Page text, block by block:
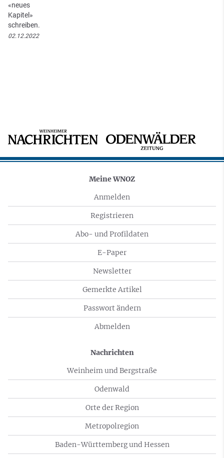
«neues
Kapitel»
schreiben.
02.12.2022
Meine WNOZ
Anmelden
Registrieren
Abo- und Profildaten
E-Paper
Newsletter
Gemerkte Artikel
Passwort ändern
Abmelden
Nachrichten
Weinheim und Bergstraße
Odenwald
Orte der Region
Metropolregion
Baden-Württemberg und Hessen